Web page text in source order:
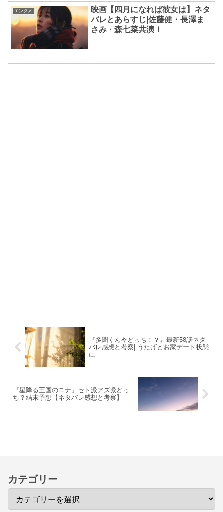
エンタメ
映画【四月になれば彼女は】ネタ
バレとあらすじ|佐藤健・長澤ま
さみ・森七菜共演！
『多聞くん今どっち！？』最新58話ネタ
バレ感想と考察| うたげとお家デート状態
に
『星降る王国のニナ』セト派アズ派どっ
ち？結末予想【ネタバレ感想と考察】
カテゴリー